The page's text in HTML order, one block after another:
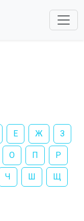
Е Ж З
О П Р
Ч Ш Щ